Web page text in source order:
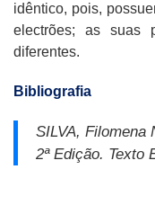
idêntico, pois,
electrões; as suas
diferentes.
Bibliografia
SILVA, Filomena
2ª Edição. Texto